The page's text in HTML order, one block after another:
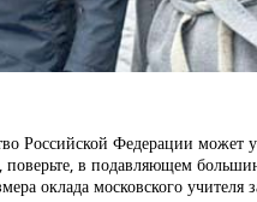
Российской Федерации может
в подавляющем
оклада московского учителя